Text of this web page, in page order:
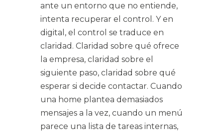
ante un entorno que no entiende,
intenta recuperar el control. Y en
digital, el control se traduce en
claridad. Claridad sobre qué ofrece
la empresa, claridad sobre el
siguiente paso, claridad sobre qué
esperar si decide contactar. Cuando
una home plantea demasiados
mensajes a la vez, cuando un menú
parece una lista de tareas internas,